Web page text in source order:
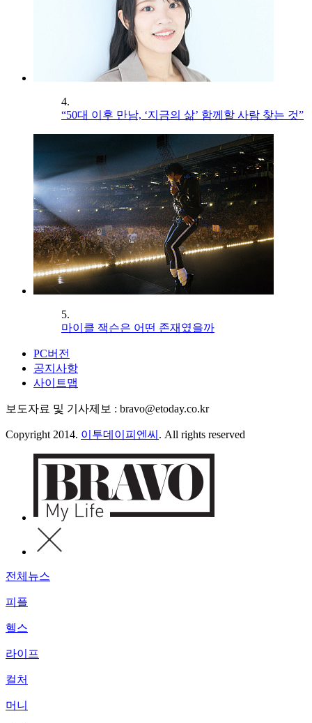
4.
“50대 이후 만남, ‘지금의 삶’ 함께할 사람 찾는 것”
5.
마이클 잭슨은 어떤 존재였을까
PC버전
공지사항
사이트맵
보도자료 및 기사제보 : bravo@etoday.co.kr
Copyright 2014. 이투데이피엔씨 . All rights reserved
전체뉴스
피플
헬스
라이프
컬처
머니